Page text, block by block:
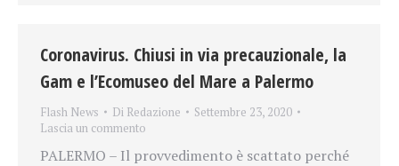
Coronavirus. Chiusi in via precauzionale, la
Gam e l’Ecomuseo del Mare a Palermo
Flash News Di Redazione
Settembre 23, 2020
Lascia un commento
PALERMO – Il provvedimento è scattato perché